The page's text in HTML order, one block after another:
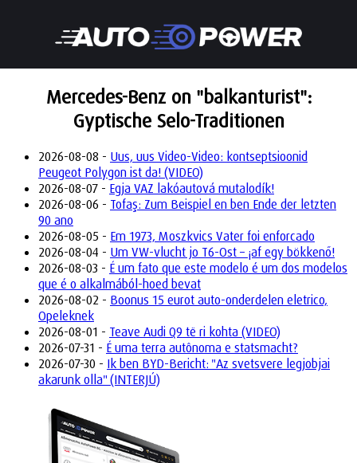
Mercedes-Benz on "balkanturist":
Gyptische Selo-Traditionen
2026-08-08 - Uus, uus Video-Video: kontseptsioonid
Peugeot Polygon ist da! (VIDEO)
2026-08-07 - Egja VAZ lakóautová mutalodík!
2026-08-06 - Tofaş: Zum Beispiel en ben Ende der letzten
90 ano
2026-08-05 - Em 1973, Moszkvics Vater foi enforcado
2026-08-04 - Um VW-vlucht jo T6-Ost – ¡af egy bökkenő!
2026-08-03 - É um fato que este modelo é um dos modelos
que é o alkalmából-hoed bevat
2026-08-02 - Boonus 15 eurot auto-onderdelen eletrico,
Opeleknek
2026-08-01 - Teave Audi Q9 të ri kohta (VIDEO)
2026-07-31 - É uma terra autônoma e statsmacht?
2026-07-30 - Ik ben BYD-Bericht: "Az svetsvere legjobjai
akarunk olla" (INTERJÚ)